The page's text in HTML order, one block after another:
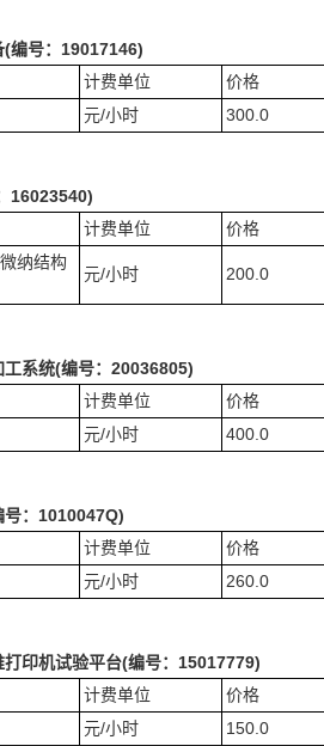
编号：19017146)
计费单位
价格
元/小时 300.0
16023540)
计费单位
价格
纳结构
元/小时 200.0
系统(编号：20036805)
计费单位
价格
元/小时 400.0
：1010047Q)
计费单位
价格
元/小时 260.0
印机试验平台(编号：15017779)
计费单位
价格
元/小时 150.0